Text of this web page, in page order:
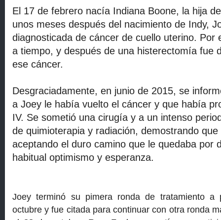
El 17 de febrero nacía Indiana Boone, la hija
unos meses después del nacimiento de Indy,
diagnosticada de cáncer de cuello uterino. Por
a tiempo, y después de una histerectomía fue
ese cáncer.
Desgraciadamente, en junio de 2015, se
a Joey le había vuelto el cáncer y que había
IV. Se sometió una cirugía y a un intenso
de quimioterapia y radiación, demostrando
aceptando el duro camino que le quedaba por
habitual optimismo y esperanza.
Joey terminó su pimera ronda de tratamiento a
octubre y fue citada para continuar con otra ronda